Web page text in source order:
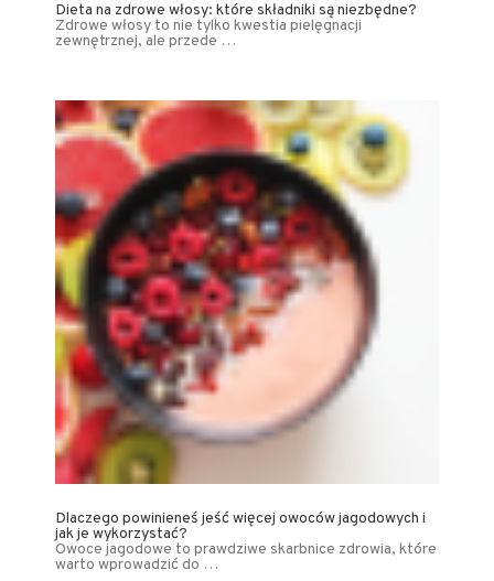
Dieta na zdrowe włosy: które składniki są niezbędne?
Zdrowe włosy to nie tylko kwestia pielęgnacji
zewnętrznej, ale przede …
Dlaczego powinieneś jeść więcej owoców jagodowych i
jak je wykorzystać?
Owoce jagodowe to prawdziwe skarbnice zdrowia, które
warto wprowadzić do …